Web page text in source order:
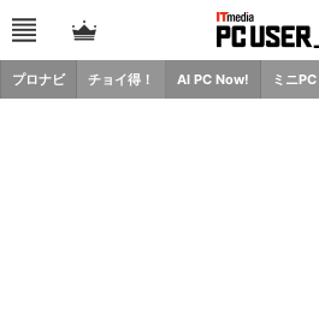
プロナビ チョイ得！ AI PC Now! ミニPC